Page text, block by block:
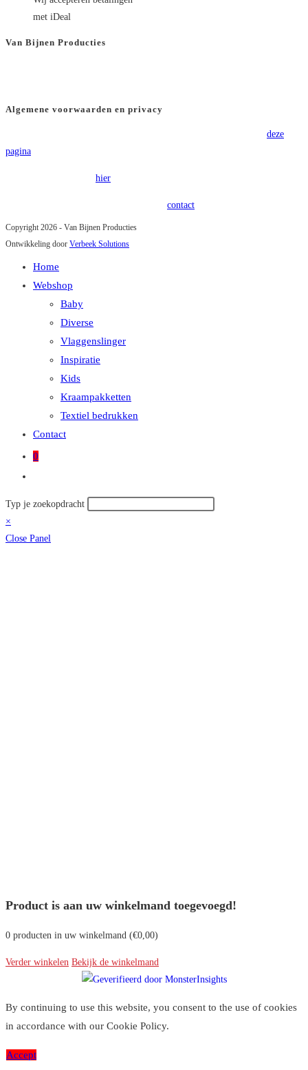
met iDeal
Van Bijnen Producties
Algemene voorwaarden en privacy
deze
pagina
hier
contact
Copyright 2026 - Van Bijnen Producties
Ontwikkeling door Verbeek Solutions
Home
Webshop
Baby
Diverse
Vlaggenslinger
Inspiratie
Kids
Kraampakketten
Textiel bedrukken
Contact
0
zoeken
Zoek
op
deze
Typ je zoekopdracht
×
Close Panel
Product is aan uw winkelmand toegevoegd!
0 producten in uw winkelmand (€0,00)
Verder winkelen Bekijk de winkelmand
By continuing to use this website, you consent to the use of cookies
in accordance with our Cookie Policy.
Accept